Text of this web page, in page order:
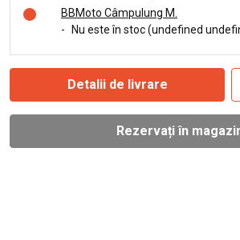
BBMoto Câmpulung M.
-
Nu este în stoc (undefined
Detalii de livrare
Rezervați în